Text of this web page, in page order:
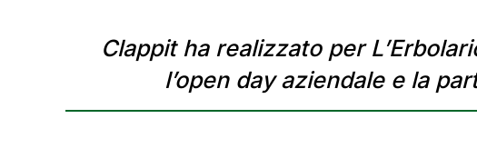
Clappit ha realizzato per
l’open day aziendale e la